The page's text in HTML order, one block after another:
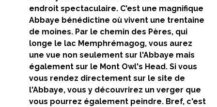
endroit spectaculaire. C'est une magnifique
Abbaye bénédictine où vivent une trentaine
de moines. Par le chemin des Pères, qui
longe le lac Memphrémagog, vous aurez
une vue non seulement sur l'Abbaye mais
également sur le Mont Owl's Head. Si vous
vous rendez directement sur le site de
l'Abbaye, vous y découvrirez un verger que
vous pourrez également peindre. Bref, c'est